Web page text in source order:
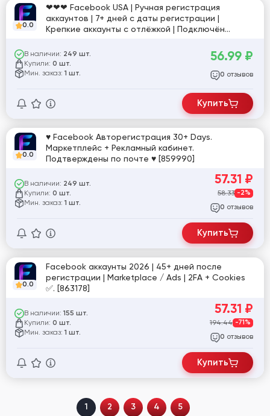
0.0
❤❤❤ Facebook USA | Ручная регистрация
аккаунтов | 7+ дней с даты регистрации |
Крепкие аккаунты с отлёжкой | Подключён
Cookie ❤❤❤ [865020]
В наличии: 249 шт.
Купили: 0 шт.
Мин. заказ: 1 шт.
56.99 ₽
0 отзывов
Купить
0.0
♥ Facebook Авторегистрация 30+ Days.
Маркетплейс + Рекламный кабинет.
Подтверждены по почте ♥ [859990]
В наличии: 249 шт.
Купили: 0 шт.
Мин. заказ: 1 шт.
57.31 ₽
58.33 -2%
0 отзывов
Купить
0.0
Facebook аккаунты 2026 | 45+ дней после
регистрации | Marketplace / Ads | 2FA + Cookies
✅. [863178]
В наличии: 155 шт.
Купили: 0 шт.
Мин. заказ: 1 шт.
57.31 ₽
194.44 -71%
0 отзывов
Купить
1 2 3 4 5